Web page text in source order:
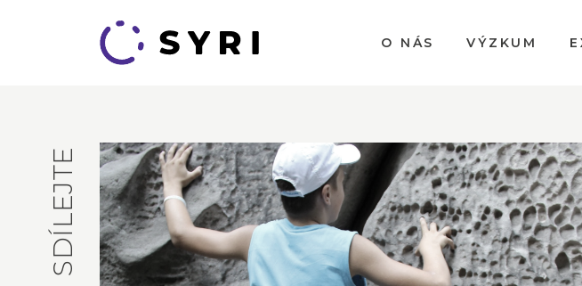
O NÁS VÝZKUM
SDÍLEJTE